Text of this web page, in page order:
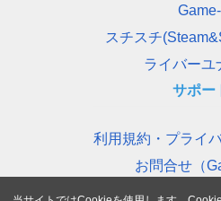
スチスチ
ライバーユ
サポー
利用規約・プライ
お問合せ（